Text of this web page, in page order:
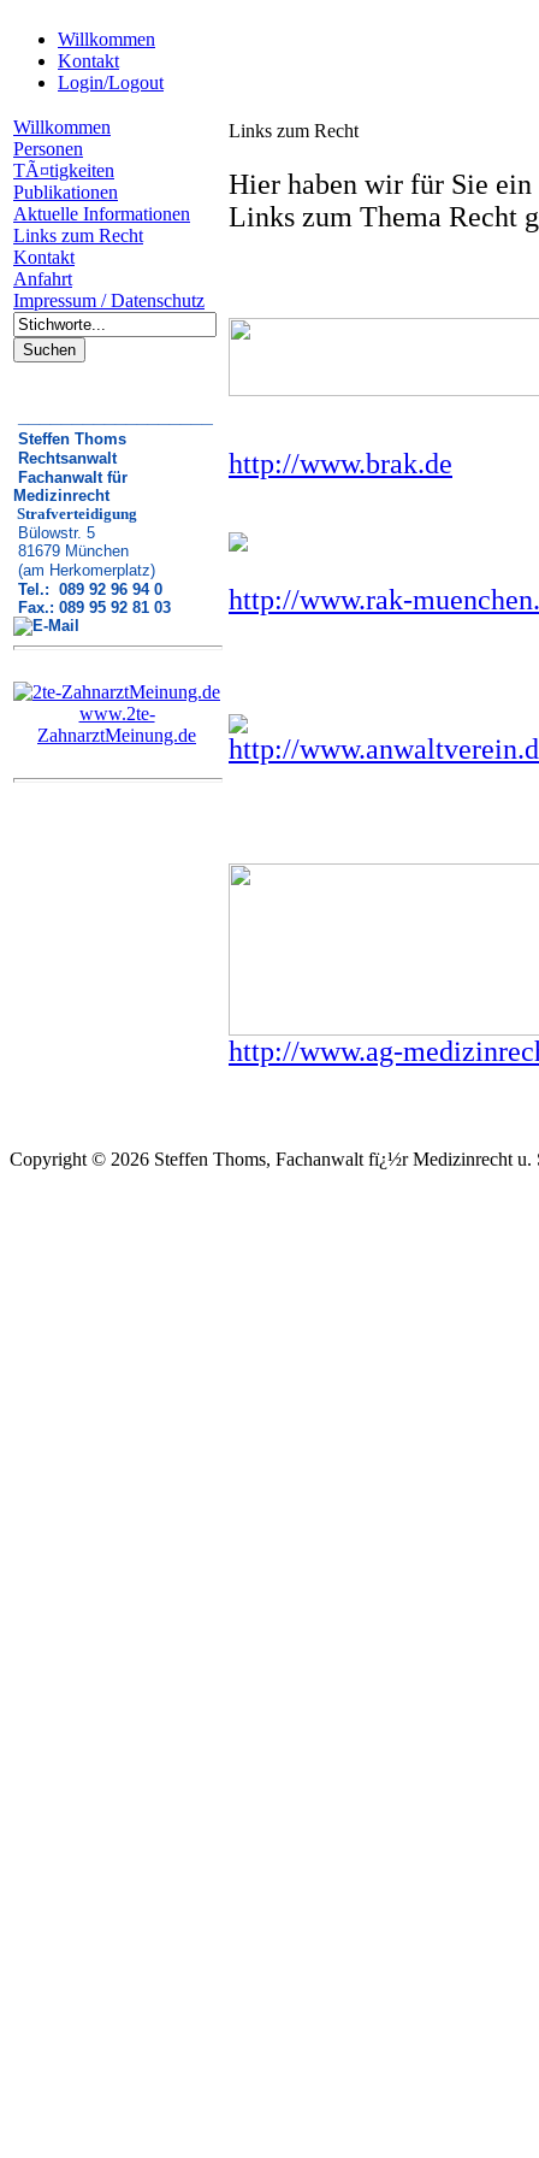
Willkommen
Kontakt
Login/Logout
Willkommen
Personen
TÃ¤tigkeiten
Publikationen
Aktuelle Informationen
Links zum Recht
Kontakt
Anfahrt
Impressum / Datenschutz
Steffen Thoms
Rechtsanwalt
Fachanwalt für
Medizinrecht
Strafverteidigung
Bülowstr. 5
81679 München
(am Herkomerplatz)
Tel.: 089 92 96 94 0
Fax.: 089 95 92 81 03
www.2te-
ZahnarztMeinung.de
Links zum Recht
Hier haben wir für Sie ein
Links zum Thema Recht
http://www.brak.de
http://www.rak-
http://
http://www.ag-
Copyright © 2026 Steffen Thoms, Fachanwalt fï¿½r Medizinrecht u.